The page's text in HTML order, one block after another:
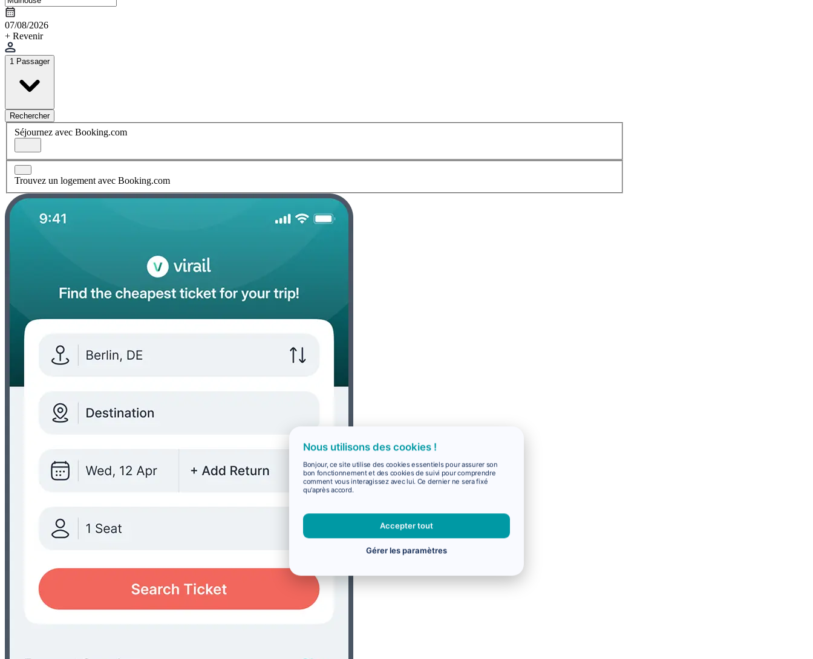
07/08/2026
+ Revenir
1 Passager
Rechercher
Séjournez avec Booking.com
Trouvez un logement avec Booking.com
Nous utilisons des cookies !
Bonjour, ce site utilise des cookies essentiels pour assurer son
bon fonctionnement et des cookies de suivi pour comprendre
comment vous interagissez avec lui. Ce dernier ne sera fixé
qu'après accord.
Accepter tout
Gérer les paramètres